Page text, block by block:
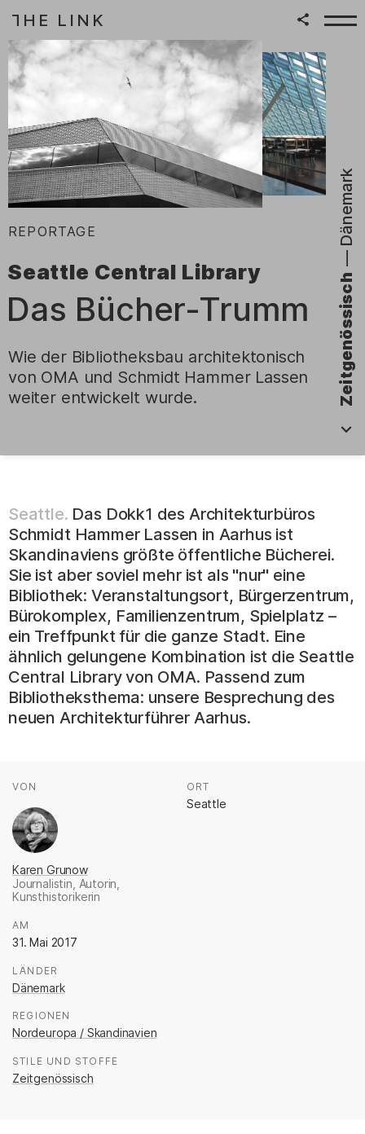
Zum Inhalt springen
T
HE LINK
Seattle Central Library
Das Bücher-Trumm
REPORTAGE
Wie der Bibliotheksbau architektonisch
von OMA und Schmidt Hammer Lassen
weiter entwickelt wurde.
Zeitgenössisch
Dänemark
Seattle. Das Dokk1 des Architekturbüros
Schmidt Hammer Lassen in Aarhus ist
Skandinaviens größte öffentliche Bücherei.
Sie ist aber soviel mehr ist als "nur" eine
Bibliothek: Veranstaltungsort, Bürgerzentrum,
Bürokomplex, Familienzentrum, Spielplatz –
ein Treffpunkt für die ganze Stadt. Eine
ähnlich gelungene Kombination ist die Seattle
Central Library von OMA. Passend zum
Bibliotheksthema: unsere Besprechung des
neuen Architekturführer Aarhus.
VON
K
Karen Grunow
Journalistin, Autorin,
Kunsthistorikerin
AM
31. Mai 2017
LÄNDER
Dänemark
REGIONEN
Nordeuropa / Skandinavien
STILE UND STOFFE
Zeitgenössisch
ORT
Seattle